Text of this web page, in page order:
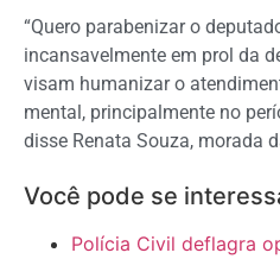
“Quero parabenizar o
incansavelmente em prol da
visam humanizar o
mental, principalmente no
disse Renata Souza, morada
Você pode se
Polícia Civil deflagra